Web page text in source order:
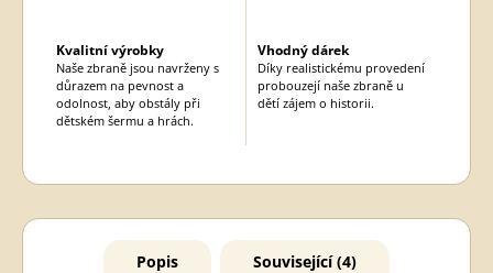
Kvalitní výrobky
Naše zbraně jsou navrženy s
důrazem na pevnost a
odolnost, aby obstály při
dětském šermu a hrách.
Vhodný dárek
Díky realistickému provedení
probouzejí naše zbraně u
dětí zájem o historii.
Popis Související (4)